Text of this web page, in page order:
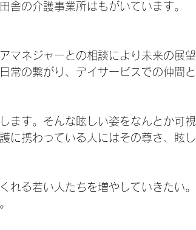
舎の介護事業所はもがいています。
マネジャーとの相談により未来の展望
常の繋がり、デイサービスでの仲間と
ます。そんな眩しい姿をなんとか可視
に携わっている人にはその尊さ、眩し
れる若い人たちを増やしていきたい。